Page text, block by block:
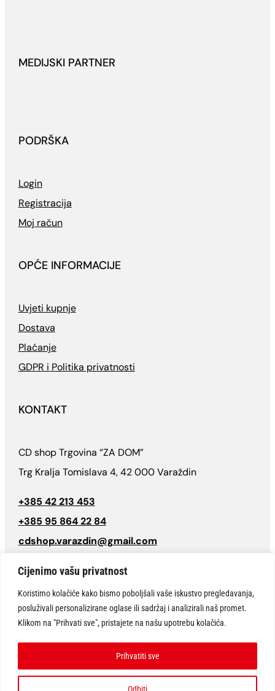
Cijenimo vašu privatnost
Koristimo kolačiće kako bismo poboljšali vaše iskustvo pregledavanja,
posluživali personalizirane oglase ili sadržaj i analizirali naš promet.
Klikom na "Prihvati sve", pristajete na našu upotrebu kolačića.
Odbiti
Prihvatiti sve
MEDIJSKI PARTNER
PODRŠKA
Login
Registracija
Moj račun
OPĆE INFORMACIJE
Uvjeti kupnje
Dostava
Plaćanje
GDPR i Politika privatnosti
KONTAKT
CD shop Trgovina “ZA DOM”
Trg Kralja Tomislava 4, 42 000 Varaždin
+385 42 213 453
+385 95 864 22 84
cdshop.varazdin@gmail.com
Follow
© CD SHOP Varaždin “Trgovine za dom” 2026 | Sva prava pridržana.
Website design:ARTCAT